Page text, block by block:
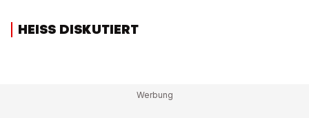
HEISS DISKUTIERT